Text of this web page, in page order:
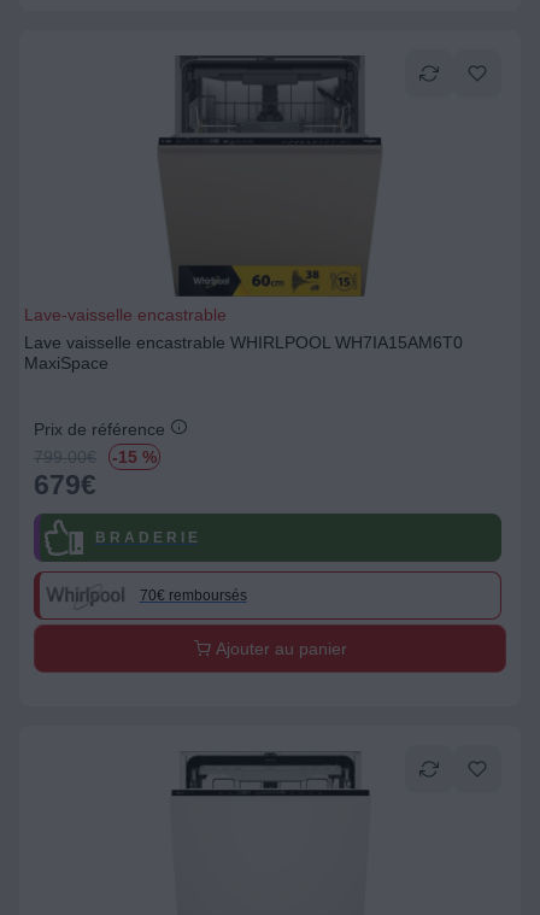
Lave-vaisselle encastrable
Lave vaisselle encastrable WHIRLPOOL WH7IA15AM6T0
MaxiSpace
Prix de référence
799.00€ -15 %
679€
B R A D E R I E
70€ remboursés
Ajouter au panier